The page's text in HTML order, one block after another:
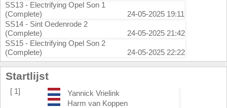
SS13 - Electrifying Opel Son 1
(Complete)
24-05-2025 19:11
SS14 - Sint Oedenrode 2
(Complete)
24-05-2025 21:42
SS15 - Electrifying Opel Son 2
(Complete)
24-05-2025 22:22
Startlijst
[ 1]
Yannick Vrielink
Harm van Koppen